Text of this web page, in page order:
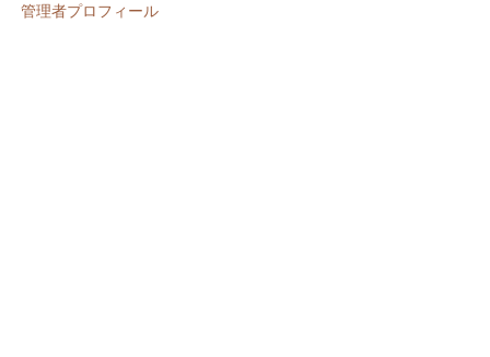
管理者プロフィール